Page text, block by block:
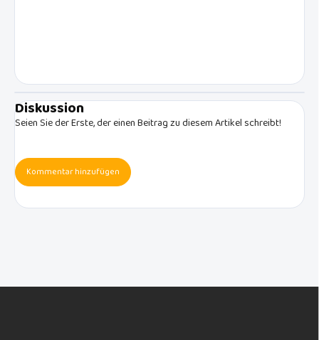
Diskussion
Seien Sie der Erste, der einen Beitrag zu diesem Artikel schreibt!
Kommentar hinzufügen
F